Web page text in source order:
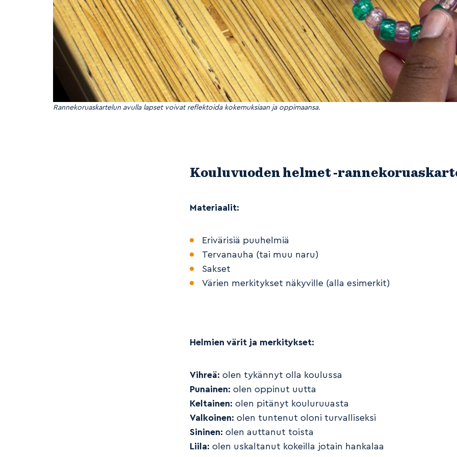
Rannekoruaskartelun avulla lapset voivat reflektoida kokemuksiaan ja oppimaansa.
Kouluvuoden helmet -
Materiaalit:
Erivärisiä puuhelmiä
Tervanauha (tai muu naru)
Sakset
Värien merkitykset näkyville (alla esimerkit)
Helmien värit ja merkitykset:
Vihreä: olen tykännyt olla koulussa
Punainen: olen oppinut uutta
Keltainen: olen pitänyt kouluruuasta
Valkoinen: olen tuntenut oloni turvalliseksi
Sininen: olen auttanut toista
Liila: olen uskaltanut kokeilla jotain hankalaa